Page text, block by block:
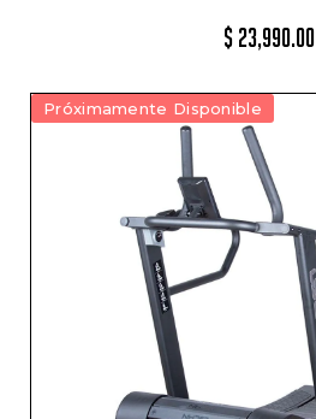
$ 23,990.00
Próximamente Disponible